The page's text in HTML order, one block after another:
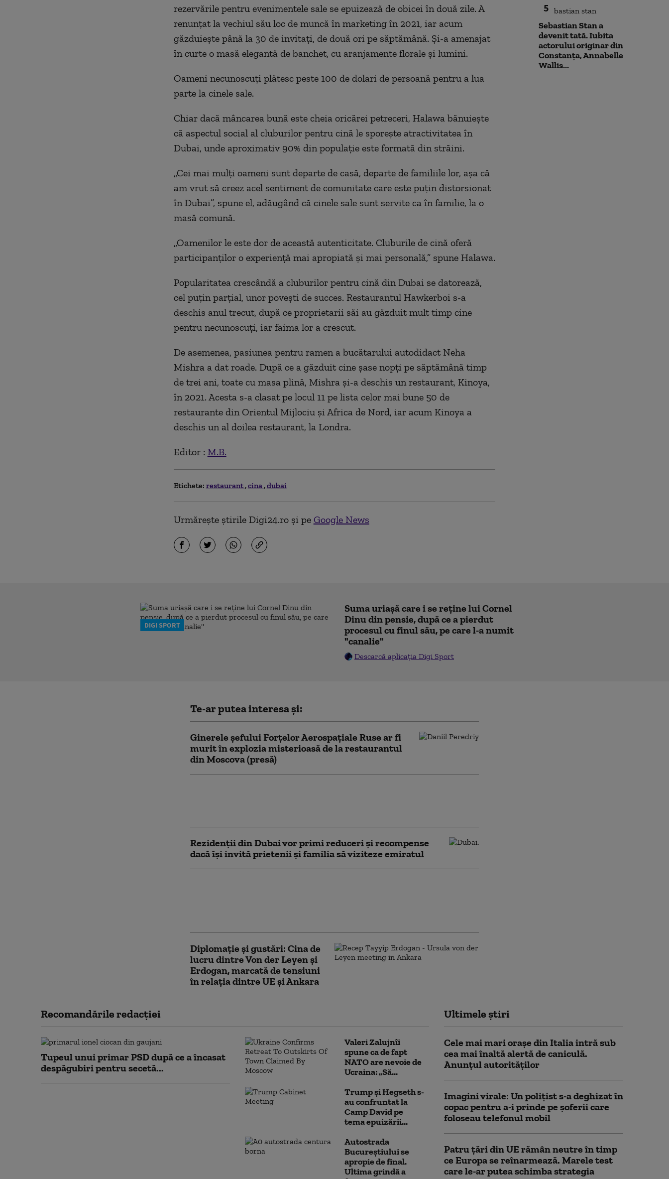
rezervările pentru evenimentele sale se epuizează de obicei în două zile. A
renunțat la vechiul său loc de muncă în marketing în 2021, iar acum
găzduiește până la 30 de invitați, de două ori pe săptămână. Și-a amenajat
în curte o masă elegantă de banchet, cu aranjamente florale și lumini.
Oameni necunoscuți plătesc peste 100 de dolari de persoană pentru a lua
parte la cinele sale.
Chiar dacă mâncarea bună este cheia oricărei petreceri, Halawa bănuiește
că aspectul social al cluburilor pentru cină le sporește atractivitatea în
Dubai, unde aproximativ 90% din populație este formată din străini.
„Cei mai mulți oameni sunt departe de casă, departe de familiile lor, așa că
am vrut să creez acel sentiment de comunitate care este puțin distorsionat
în Dubai”, spune el, adăugând că cinele sale sunt servite ca în familie, la o
masă comună.
„Oamenilor le este dor de această autenticitate. Cluburile de cină oferă
participanților o experiență mai apropiată și mai personală,” spune Halawa.
Popularitatea crescândă a cluburilor pentru cină din Dubai se datorează,
cel puțin parțial, unor povești de succes. Restaurantul Hawkerboi s-a
deschis anul trecut, după ce proprietarii săi au găzduit mult timp cine
pentru necunoscuți, iar faima lor a crescut.
De asemenea, pasiunea pentru ramen a bucătarului autodidact Neha
Mishra a dat roade. După ce a găzduit cine șase nopți pe săptămână timp
de trei ani, toate cu masa plină, Mishra și-a deschis un restaurant, Kinoya,
în 2021. Acesta s-a clasat pe locul 11 pe lista celor mai bune 50 de
restaurante din Orientul Mijlociu și Africa de Nord, iar acum Kinoya a
deschis un al doilea restaurant, la Londra.
Editor : M.B.
Etichete: restaurant cina dubai
Urmărește știrile Digi24.ro și pe Google News
5
Sebastian Stan a
devenit tată. Iubita
actorului originar din
Constanța, Annabelle
Wallis...
DIGI SPORT
Suma uriașă care i se reține lui Cornel
Dinu din pensie, după ce a pierdut
procesul cu finul său, pe care l-a numit
"canalie"
Descarcă aplicația Digi Sport
Te-ar putea interesa și:
Ginerele șefului Forțelor Aerospațiale Ruse ar fi
murit în explozia misterioasă de la restaurantul
din Moscova (presă)
Rezidenţii din Dubai vor primi reduceri și recompense
dacă își invită prietenii şi familia să viziteze emiratul
Diplomație și gustări: Cina de
lucru dintre Von der Leyen și
Erdogan, marcată de tensiuni
în relația dintre UE și Ankara
Recomandările redacţiei
Tupeul unui primar PSD după ce a încasat
despăgubiri pentru secetă...
Valeri Zalujnîi
spune ca de fapt
NATO are nevoie de
Ucraina: „Să...
Trump şi Hegseth s-
au confruntat la
Camp David pe
tema epuizării...
Autostrada
Bucureștiului se
apropie de final.
Ultima grindă a
Ultimele știri
Cele mai mari orașe din Italia intră sub
cea mai înaltă alertă de caniculă.
Anunțul autorităților
Imagini virale: Un polițist s-a deghizat în
copac pentru a-i prinde pe șoferii care
foloseau telefonul mobil
Patru țări din UE rămân neutre în timp
ce Europa se reînarmează. Marele test
care le-ar putea schimba strategia